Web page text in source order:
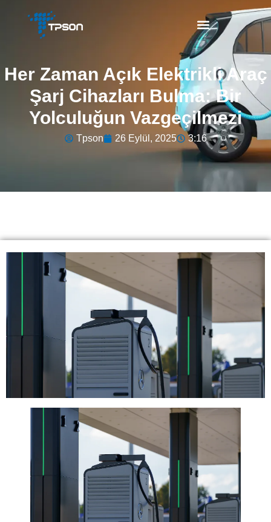
Her Zaman Açık Elektrikli Araç
Şarj Cihazları Bulma: Bir
Yolculuğun Vazgeçilmezi
Tpson 26 Eylül, 2025 3:16